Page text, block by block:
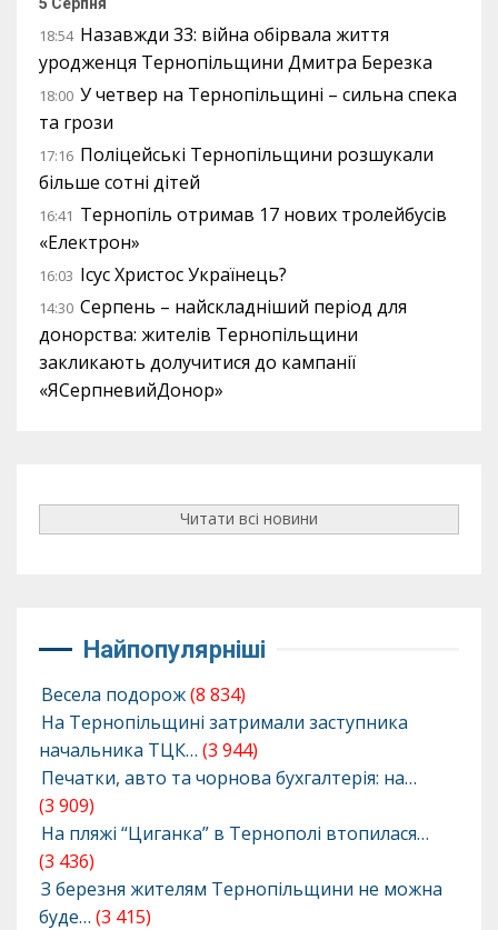
18:54 Назавжди 33: війна обірвала життя
уродженця Тернопільщини Дмитра Березка
18:00 У четвер на Тернопільщині – сильна спека
та грози
17:16 Поліцейські Тернопільщини розшукали
більше сотні дітей
16:41 Тернопіль отримав 17 нових тролейбусів
«Електрон»
16:03 Ісус Христос Українець?
14:30 Серпень – найскладніший період для
донорства: жителів Тернопільщини
закликають долучитися до кампанії
«ЯСерпневийДонор»
Читати всі новини
Найпопулярніші
Весела подорож(8 834)
На Тернопільщині затримали заступника
начальника ТЦК… (3 944)
Печатки, авто та чорнова бухгалтерія: на…
(3 909)
На пляжі “Циганка” в Тернополі втопилася…
(3 436)
З березня жителям Тернопільщини не можна
буде… (3 415)